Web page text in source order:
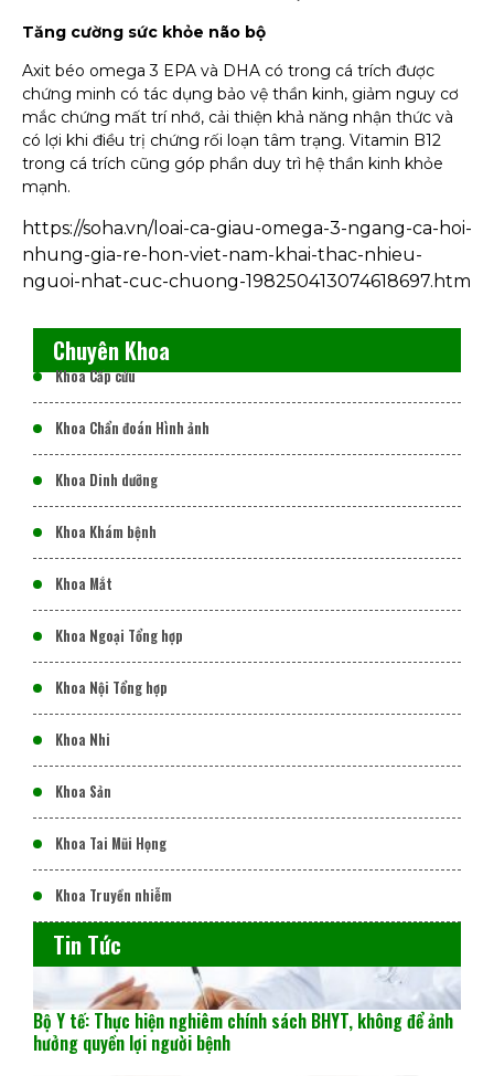
Tăng cường sức khỏe não bộ
Axit béo omega 3 EPA và DHA có trong cá trích được
chứng minh có tác dụng bảo vệ thần kinh, giảm nguy cơ
mắc chứng mất trí nhớ, cải thiện khả năng nhận thức và
có lợi khi điều trị chứng rối loạn tâm trạng. Vitamin B12
trong cá trích cũng góp phần duy trì hệ thần kinh khỏe
mạnh.
https://soha.vn/loai-ca-giau-omega-3-ngang-ca-hoi-
nhung-gia-re-hon-viet-nam-khai-thac-nhieu-
nguoi-nhat-cuc-chuong-198250413074618697.htm
Chuyên Khoa
Khoa Cấp cứu
Khoa Chẩn đoán Hình ảnh
Khoa Dinh dưỡng
Khoa Khám bệnh
Khoa Mắt
Khoa Ngoại Tổng hợp
Khoa Nội Tổng hợp
Khoa Nhi
Khoa Sản
Khoa Tai Mũi Họng
Khoa Truyền nhiễm
Tin Tức
Bộ Y tế: Thực hiện nghiêm chính sách BHYT, không để ảnh
hưởng quyền lợi người bệnh